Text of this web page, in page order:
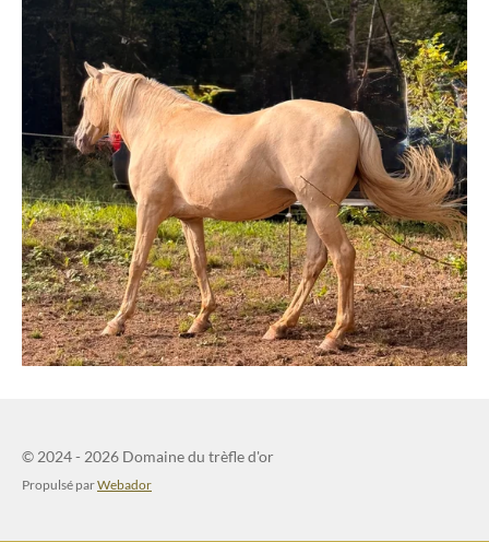
© 2024 - 2026 Domaine du trèfle d'or
Propulsé parWebador